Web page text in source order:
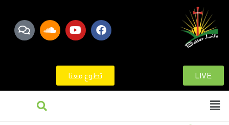
LIVE تطوع معنا